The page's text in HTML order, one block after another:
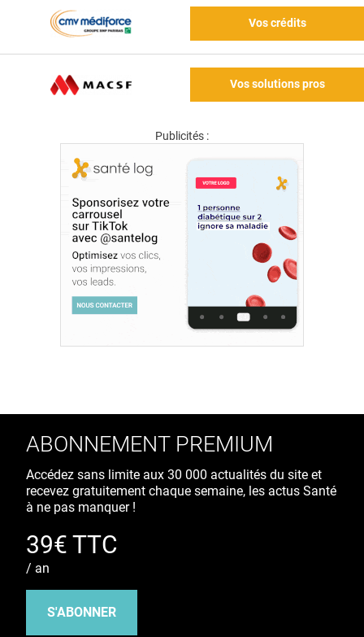
Vos crédits
Vos solutions pros
Publicités :
ABONNEMENT PREMIUM
Accédez sans limite aux 30 000 actualités du site et
recevez gratuitement chaque semaine, les actus Santé
à ne pas manquer !
39€ TTC
/ an
S'ABONNER